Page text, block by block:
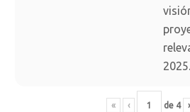
2025.
« ‹ de 4 ›